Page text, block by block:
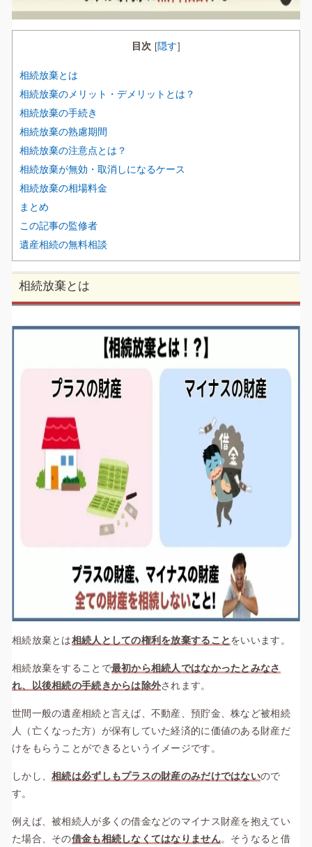
目次 隠す
相続放棄とは
相続放棄のメリット・デメリットとは？
相続放棄の手続き
相続放棄の熟慮期間
相続放棄の注意点とは？
相続放棄が無効・取消しになるケース
相続放棄の相場料金
まとめ
この記事の監修者
遺産相続の無料相談
相続放棄とは
相続放棄とは相続人としての権利を放棄することをいいます。
相続放棄をすることで最初から相続人ではなかったとみなさ
れ、以後相続の手続きからは除外されます。
世間一般の遺産相続と言えば、不動産、預貯金、株など被相続
人（亡くなった方）が保有していた経済的に価値のある財産だ
けをもらうことができるというイメージです。
しかし、相続は必ずしもプラスの財産のみだけではないので
す。
例えば、被相続人が多くの借金などのマイナス財産を抱えてい
た場合、その借金も相続しなくてはなりません。 そうなると借